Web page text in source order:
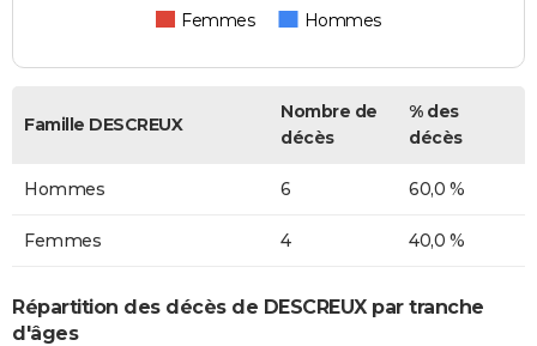
Femmes Hommes
Famille DESCREUX
Nombre de
décès
% des
décès
Hommes 6 60,0 %
Femmes 4 40,0 %
Répartition des décès de DESCREUX par tranche
d'âges